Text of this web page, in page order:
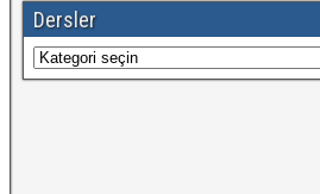
Dersler
Dersler